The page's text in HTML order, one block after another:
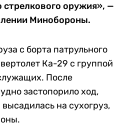
стрелкового оружия», —
Минобороны.
с борта патрульного
Ка-29 с группой
После
застопорило ход,
на сухогруз,